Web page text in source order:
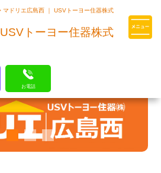
はLIXILの厳しい基準を
マドリエ広島西 ｜ USVトーヨー住器株式
トーヨー住器株式
お電話